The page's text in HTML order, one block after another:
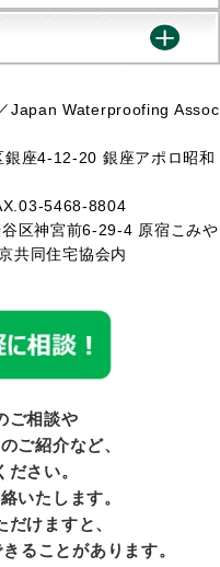
Waterproofing Assoc
銀座4-12-20 銀座アポロ昭和
5468-8804
区神宮前6-29-4 原宿こみや
共同住宅協会内
ご相談や
ご紹介など、
さい。
いたします。
けますと、
とがあります。